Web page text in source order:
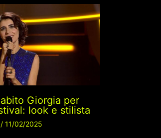
Giorgia per
look e stilista
/ 11/02/2025